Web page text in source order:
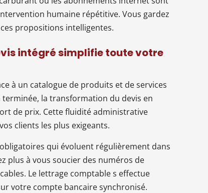
humaine répétitive. Vous gardez
propositions intelligentes.
intégré simplifie toute votre
à un catalogue de produits et de services
la transformation du devis en
de prix. Cette fluidité administrative
clients les plus exigeants.
qui évoluent régulièrement dans
plus à vous soucier des numéros de
Le lettrage comptable s effectue
votre compte bancaire synchronisé.